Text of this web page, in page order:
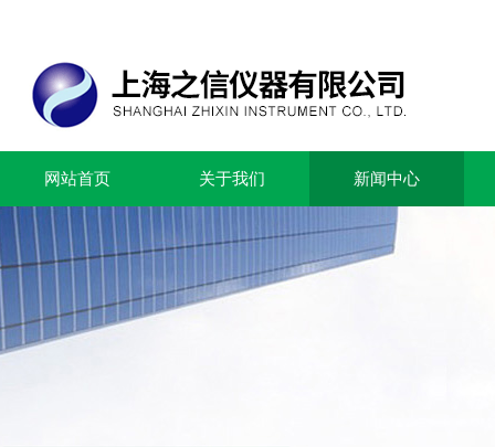
网站首页 关于我们 新闻中心